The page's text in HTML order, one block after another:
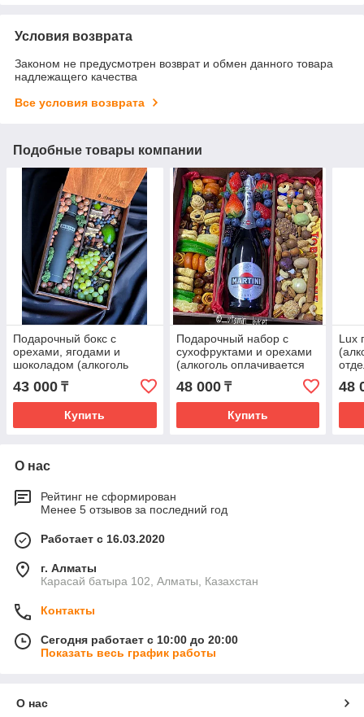
Условия возврата
Законом не предусмотрен возврат и обмен данного товара
надлежащего качества
Все условия возврата
Подобные товары компании
Подарочный бокс с
орехами, ягодами и
шоколадом (алкоголь
оплачивается отдельно)
43 000 ₸
Купить
Подарочный набор с
сухофруктами и орехами
(алкоголь оплачивается
48 000₸
Купить
Lux
48
О нас
Рейтинг не сформирован
Менее 5 отзывов за последний год
Работает с 16.03.2020
г. Алматы
Карасай батыра 102, Алматы, Казахстан
Контакты
Сегодня работает с 10:00 до 20:00
Показать весь график работы
О нас